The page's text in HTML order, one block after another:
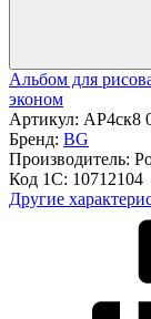
Альбом для
эконом
Артикул: АР4ск8
Бренд: BG
Производитель:
Код 1С: 10712104
Другие